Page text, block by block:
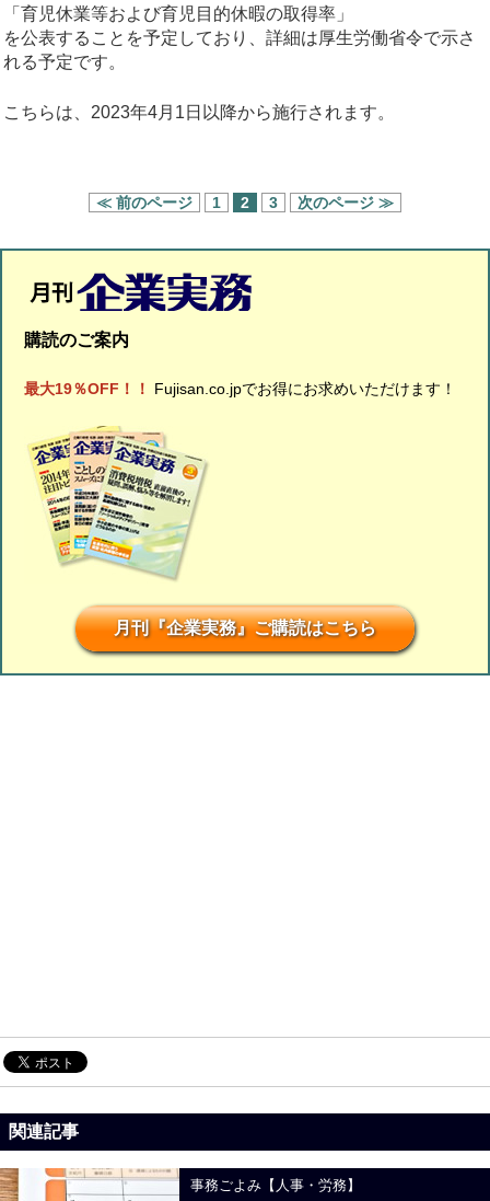
「育児休業等および育児目的休暇の取得率」
を公表することを予定しており、詳細は厚生労働省令で示さ
れる予定です。
こちらは、2023年4月1日以降から施行されます。
≪ 前のページ 1 2 3 次のページ ≫
購読のご案内
最大19％OFF！！ Fujisan.co.jpでお得にお求めいただけます！
月刊『企業実務』ご購読はこちら
関連記事
事務ごよみ【人事・労務】